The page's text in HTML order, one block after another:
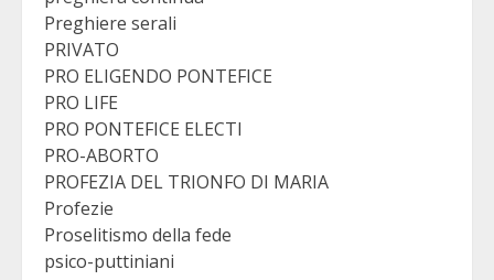
Preghiere serali
PRIVATO
PRO ELIGENDO PONTEFICE
PRO LIFE
PRO PONTEFICE ELECTI
PRO-ABORTO
PROFEZIA DEL TRIONFO DI MARIA
Profezie
Proselitismo della fede
psico-puttiniani